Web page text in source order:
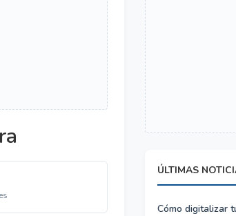
ÚLTIMAS
Cómo digitalizar